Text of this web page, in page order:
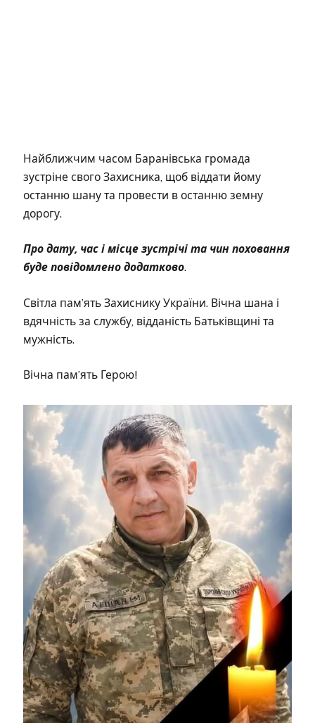
Найближчим часом Баранівська громада
зустріне свого Захисника, щоб віддати йому
останню шану та провести в останню земну
дорогу.
Про дату, час і місце зустрічі та чин поховання
буде повідомлено додатково.
Світла пам’ять Захиснику України. Вічна шана і
вдячність за службу, відданість Батьківщині та
мужність.
Вічна пам’ять Герою!